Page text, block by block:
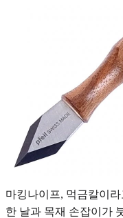
마킹나이프, 먹금칼이
한 날과 목재 손잡이가